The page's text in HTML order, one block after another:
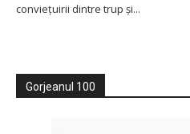
conviețuirii dintre trup și...
Gorjeanul 100